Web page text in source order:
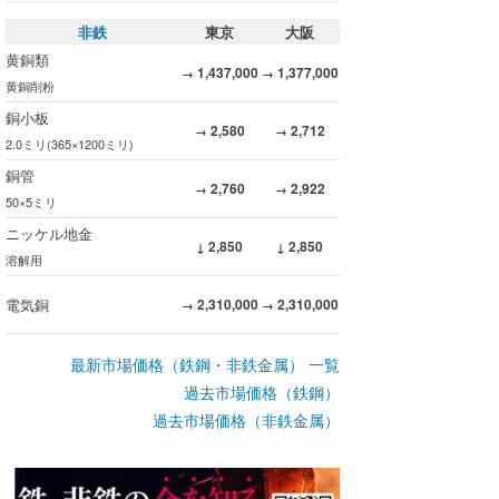
非鉄 東京
大阪
黄銅類
黄銅削粉
→ 1,437,000 → 1,377,000
銅小板
2.0ミリ(365×1200ミリ)
→ 2,580 → 2,712
銅管
50×5ミリ
→ 2,760 → 2,922
ニッケル地金
溶解用
↓ 2,850 ↓ 2,850
電気銅 → 2,310,000 → 2,310,000
最新市場価格（鉄鋼・非鉄金属） 一覧
過去市場価格（鉄鋼）
過去市場価格（非鉄金属）